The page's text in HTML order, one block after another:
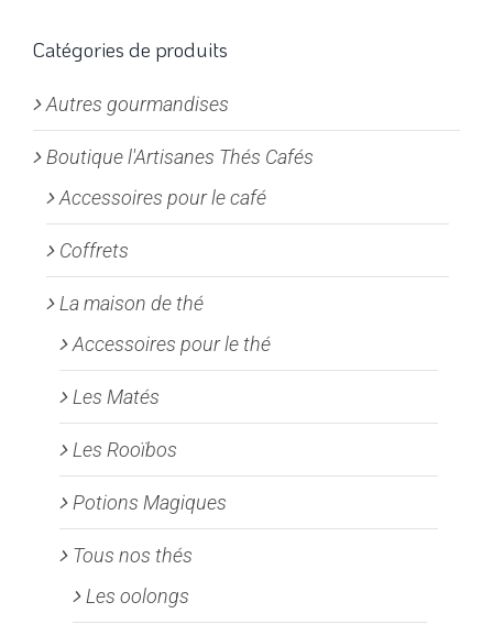
options
être
choisies
sur
la
page
produit
Catégories de produits
Autres gourmandises
Boutique l'Artisanes Thés Cafés
Accessoires pour le café
Coffrets
La maison de thé
Accessoires pour le thé
Les Matés
Les Rooïbos
Potions Magiques
Tous nos thés
Les oolongs